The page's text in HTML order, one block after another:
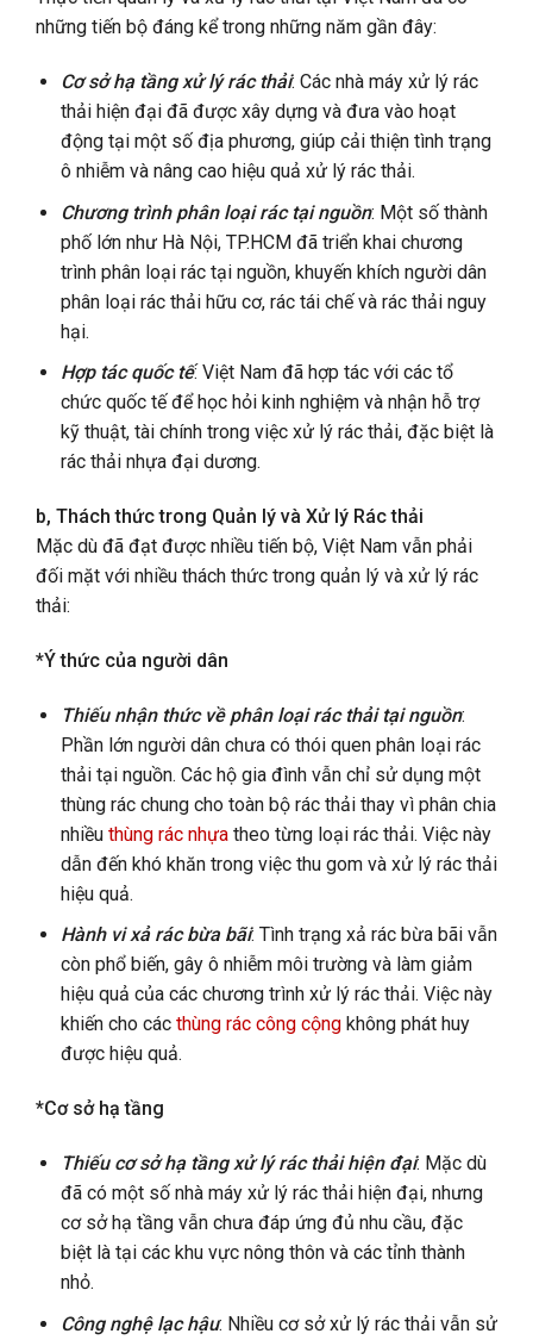
những tiến bộ đáng kể trong những năm gần đây:
Cơ sở hạ tầng xử lý rác thải: Các nhà máy xử lý rác
thải hiện đại đã được xây dựng và đưa vào hoạt
động tại một số địa phương, giúp cải thiện tình trạng
ô nhiễm và nâng cao hiệu quả xử lý rác thải.
Chương trình phân loại rác tại nguồn: Một số thành
phố lớn như Hà Nội, TP.HCM đã triển khai chương
trình phân loại rác tại nguồn, khuyến khích người dân
phân loại rác thải hữu cơ, rác tái chế và rác thải nguy
hại.
Hợp tác quốc tế: Việt Nam đã hợp tác với các tổ
chức quốc tế để học hỏi kinh nghiệm và nhận hỗ trợ
kỹ thuật, tài chính trong việc xử lý rác thải, đặc biệt là
rác thải nhựa đại dương.
b, Thách thức trong Quản lý và Xử lý Rác thải
Mặc dù đã đạt được nhiều tiến bộ, Việt Nam vẫn phải
đối mặt với nhiều thách thức trong quản lý và xử lý rác
thải:
*Ý thức của người dân
Thiếu nhận thức về phân loại rác thải tại nguồn:
Phần lớn người dân chưa có thói quen phân loại rác
thải tại nguồn. Các hộ gia đình vẫn chỉ sử dụng một
thùng rác chung cho toàn bộ rác thải thay vì phân chia
nhiều thùng rác nhựatheo từng loại rác thải. Việc này
dẫn đến khó khăn trong việc thu gom và xử lý rác thải
hiệu quả.
Hành vi xả rác bừa bãi: Tình trạng xả rác bừa bãi vẫn
còn phổ biến, gây ô nhiễm môi trường và làm giảm
hiệu quả của các chương trình xử lý rác thải. Việc này
khiến cho các thùng rác công cộngkhông phát huy
được hiệu quả.
*Cơ sở hạ tầng
Thiếu cơ sở hạ tầng xử lý rác thải hiện đại: Mặc dù
đã có một số nhà máy xử lý rác thải hiện đại, nhưng
cơ sở hạ tầng vẫn chưa đáp ứng đủ nhu cầu, đặc
biệt là tại các khu vực nông thôn và các tỉnh thành
nhỏ.
Công nghệ lạc hậu: Nhiều cơ sở xử lý rác thải vẫn sử